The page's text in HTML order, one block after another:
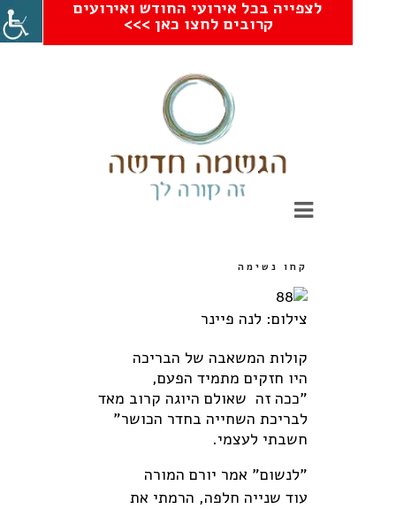
לצפייה בכל אירועי החודש ואירועים
קרובים לחצו כאן >>>
קחו נשימה
צילום: לנה פיינר
קולות המשאבה של הבריכה
היו חזקים מתמיד הפעם,
"ככה זה שאולם היוגה קרוב מאד
לבריכת השחייה בחדר הכושר"
חשבתי לעצמי.
"לנשום" אמר יורם המורה
עוד שנייה חלפה, הרמתי את